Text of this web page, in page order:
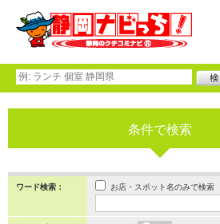
条件で検索
ワード検索： お店・スポット名のみで検索